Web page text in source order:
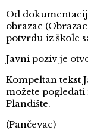
Od
obrazac
potvrdu iz škole
Javni poziv je
Kompeltan tekst
možete
Plandište.
(Pančevac)